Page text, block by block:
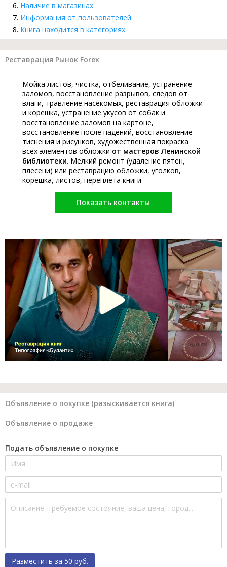
Наличие в магазинах
Информация от пользователей
Книга находится в категориях
Реставрация Рынок Forex
Мойка листов, чистка, отбеливание, устранение
заломов, восстановление разрывов, следов от
влаги, травление насекомых, реставрация обложки
и корешка, устранение укусов от собак и
восстановление заломов на картоне,
восстановление после падений, восстановление
тиснения и рисунков, художественная покраска
всех элементов обложки от мастеров Ленинской
библиотеки. Мелкий ремонт (удаление пятен,
плесени) или реставрацию обложки, уголков,
корешка, листов, переплета книги
Показать контакты
Объявление о покупке (разыскивается книга)
Объявление о продаже
Подать объявление о покупке
Разместить за 50 руб.